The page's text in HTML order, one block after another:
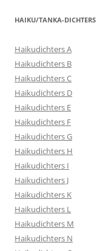
HAIKU/TANKA-DICHTERS
Haikudichters A
Haikudichters B
Haikudichters C
Haikudichters D
Haikudichters E
Haikudichters F
Haikudichters G
Haikudichters H
Haikudichters I
Haikudichters J
Haikudichters K
Haikudichters L
Haikudichters M
Haikudichters N